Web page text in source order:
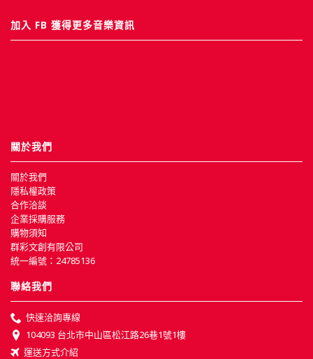
加入 FB 獲得更多音樂資訊
關於我們
關於我們
隱私權政策
合作洽談
企業採購服務
購物須知
群彩文創有限公司
統一編號：24785136
聯絡我們
快速洽詢專線
104093 台北市中山區松江路26巷1號1樓
運送方式介紹